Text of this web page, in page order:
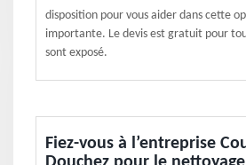
disposition pour vous aider dans cette
importante. Le devis est gratuit pour
sont exposé.
Fiez-vous à l’entreprise